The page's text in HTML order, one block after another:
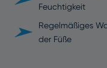
Feuchtigkeit
Regelmäßiges
der Füße